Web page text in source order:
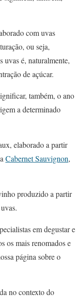
com uvas
ou seja,
uvas é, naturalmente,
de açúcar.
também, o ano
a determinado
elaborado a partir
Cabernet Sauvignon,
produzido a partir
em degustar e
os mais renomados e
página sobre o
no contexto do